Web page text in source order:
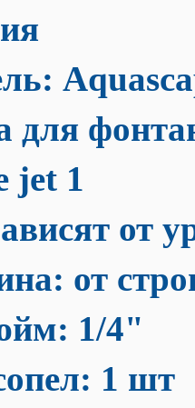
для
jet 1
от
от
1/4"
1 шт